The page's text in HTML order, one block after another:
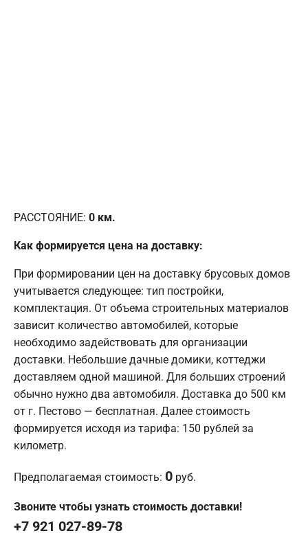
РАССТОЯНИЕ: 0 км.
Как формируется цена на доставку:
При формировании цен на доставку брусовых домов
учитывается следующее: тип постройки,
комплектация. От объема строительных материалов
зависит количество автомобилей, которые
необходимо задействовать для организации
доставки. Небольшие дачные домики, коттеджи
доставляем одной машиной. Для больших строений
обычно нужно два автомобиля. Доставка до 500 км
от г. Пестово — бесплатная. Далее стоимость
формируется исходя из тарифа: 150 рублей за
километр.
Предполагаемая стоимость: 0 руб.
Звоните чтобы узнать стоимость доставки!
+7 921 027-89-78